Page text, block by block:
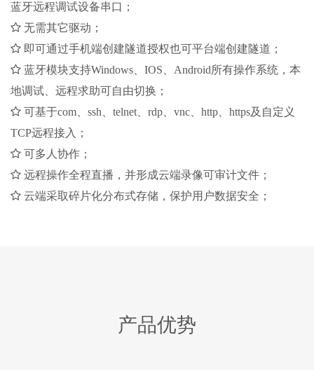
蓝牙远程调试设备串口；
无需其它驱动；
即可通过手机端创建隧道授权也可平台端创建隧道；
蓝牙模块支持Windows、IOS、Android所有操作系统，本
地调试、远程求助可自由切换；
可基于com、ssh、telnet、rdp、vnc、http、https及自定义
TCP远程接入；
可多人协作；
远程操作全程直播，并形成云端录像可审计文件；
云端采取碎片化分布式存储，保护用户数据安全；
产品优势